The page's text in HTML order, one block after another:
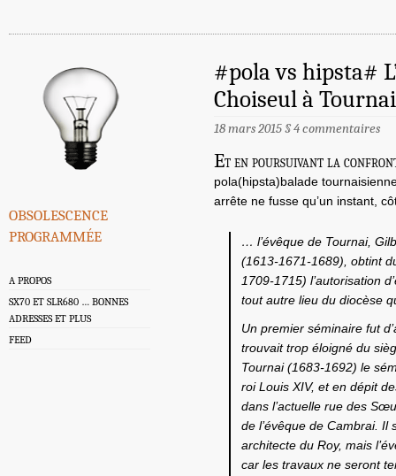
obsolescence
programmée
A PROPOS
SX70 ET SLR680 … BONNES
ADRESSES ET PLUS
FEED
#pola vs hipsta#
Choiseul à Tournai
18 mars 2015§4 commentaires
Et en poursuivant la
pola(hipsta)balade
arrête ne fusse qu’un instant,
… l’évêque de Tournai,
(1613-1671-1689), obtint
1709-1715) l’autorisation
tout autre lieu du diocèse
Un premier séminaire fut
trouvait trop éloigné du
Tournai (1683-1692) le
roi Louis XIV, et en dépit
dans l’actuelle rue des
de l’évêque de Cambrai. Il
architecte du Roy, mais
car les travaux ne seront